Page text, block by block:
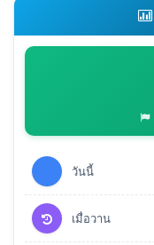
วันนี้
เมื่อวาน